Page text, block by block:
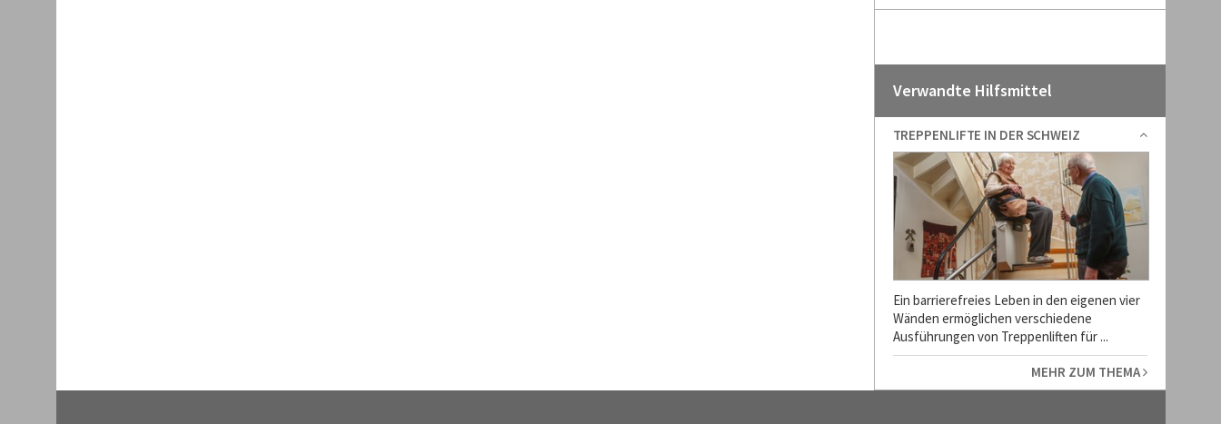
Verwandte Hilfsmittel
TREPPENLIFTE IN DER SCHWEIZ
Ein barrierefreies Leben in den eigenen vier
Wänden ermöglichen verschiedene
Ausführungen von Treppenliften für ...
MEHR ZUM THEMA